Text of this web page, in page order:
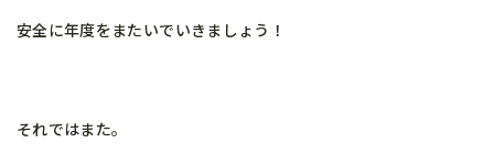
安全に年度をまたいでいきましょう！
それではまた。